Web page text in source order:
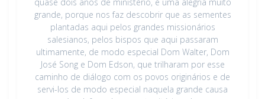
grande, porque nos faz descobrir que as sementes
plantadas aqui pelos grandes missionários
salesianos, pelos bispos que aqui passaram
ultimamente, de modo especial Dom Walter, Dom
José Song e Dom Edson, que trilharam por esse
caminho de diálogo com os povos originários e de
servi-los de modo especial naquela grande causa